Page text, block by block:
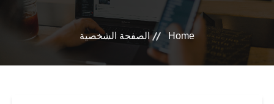
Home الصفحة الشخصية